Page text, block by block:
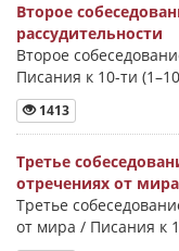
Второе
рассудительности
Второе
Писания к 10-ти
1413
Третье
отречениях от мира
Третье
от мира / Писания к